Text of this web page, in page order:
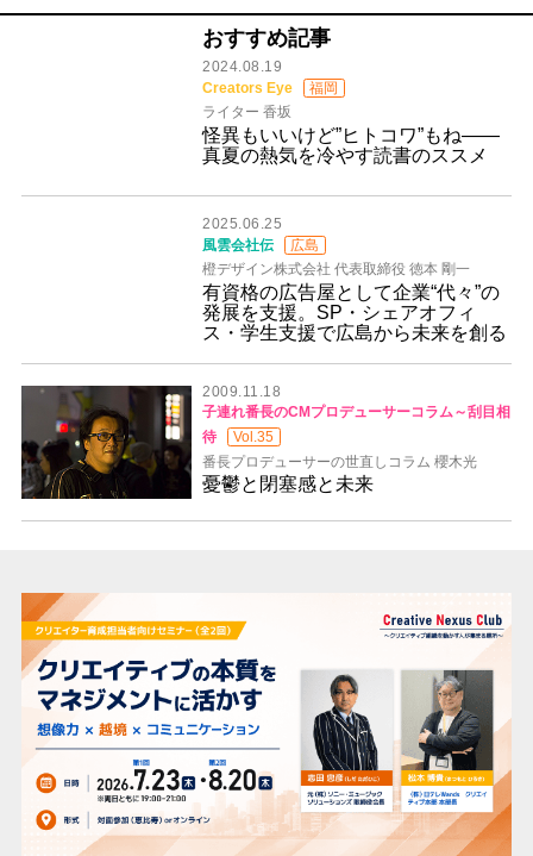
おすすめ記事
2024.08.19
Creators Eye
福岡
ライター 香坂
怪異もいいけど”ヒトコワ”もね――
真夏の熱気を冷やす読書のススメ
2025.06.25
風雲会社伝
広島
橙デザイン株式会社 代表取締役 徳本 剛一
有資格の広告屋として企業“代々”の
発展を支援。SP・シェアオフィ
ス・学生支援で広島から未来を創る
2009.11.18
子連れ番長のCMプロデューサーコラム～刮目相
待
Vol.35
番長プロデューサーの世直しコラム 櫻木光
憂鬱と閉塞感と未来